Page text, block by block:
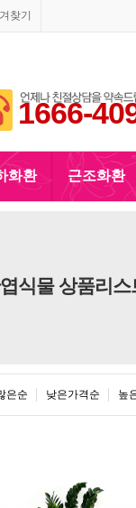
찾기
1666-
화환 근조화환
식물 상품리스
은순 낮은가격순 높